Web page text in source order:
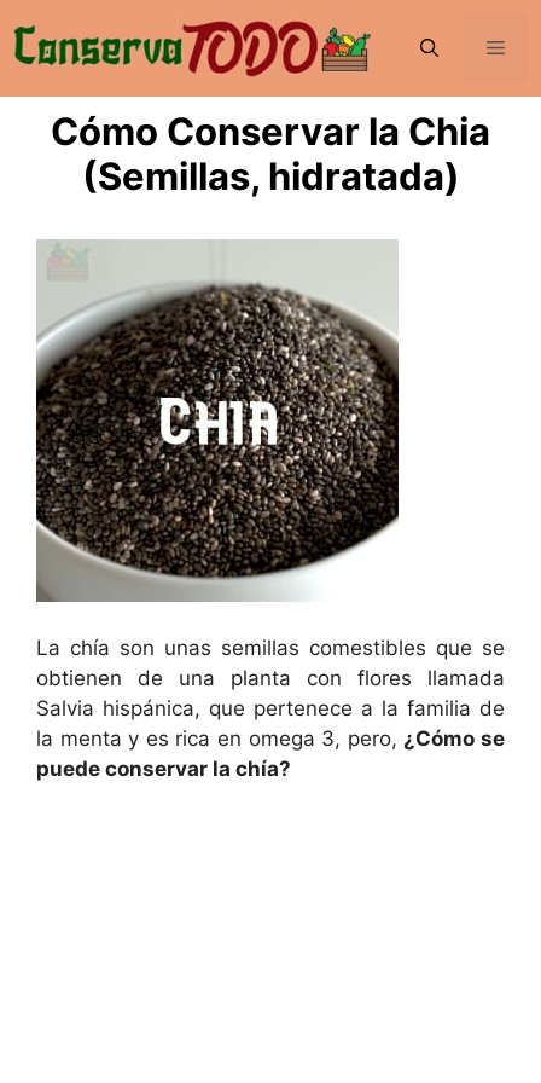
al
contenido
Cómo Conservar la Chia
(Semillas, hidratada)
La chía son unas semillas comestibles que se
obtienen de una planta con flores llamada
Salvia hispánica, que pertenece a la familia de
la menta y es rica en omega 3, pero, ¿Cómo se
puede conservar la chía?